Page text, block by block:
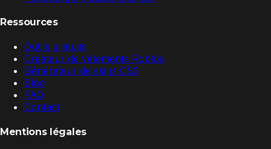
Ressources
Outils gratuits
Créateur de vêtements Roblox
Générateur de skins CS2
Blog
FAQ
Contact
Mentions légales